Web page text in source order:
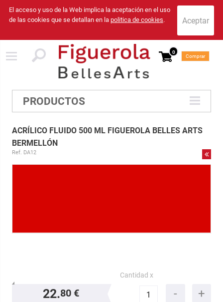
El acceso y uso de la Web implica la aceptación en el uso
de las cookies que se detallan en la politica de cookies.
0
Comprar
PRODUCTOS
ACRÍLICO FLUIDO 500 ML FIGUEROLA BELLES ARTS
BERMELLÓN
Ref. DA12
22.80 €
Cantidad x